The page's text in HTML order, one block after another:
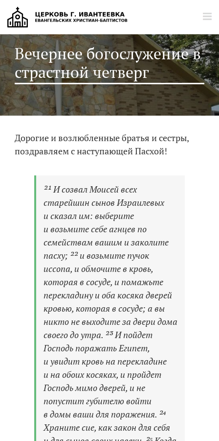
Главная
Расписание богослужений
Новости
Статьи
О церкви
Галерея
Вечернее богослужение в
страстной четверг
Дорогие и возлюбленные братья и сестры,
поздравляем с наступающей Пасхой!
²¹ И созвал Моисей всех
старейшин сынов Израилевых
и сказал им: выберите
и возьмите себе агнцев по
семействам вашим и заколите
пасху; ²² и возьмите пучок
иссопа, и обмочите в кровь,
которая в сосуде, и помажьте
перекладину и оба косяка дверей
кровью, которая в сосуде; а вы
никто не выходите за двери дома
своего до утра. ²³ И пойдет
Господь поражать Египет,
и увидит кровь на перекладине
и на обоих косяках, и пройдет
Господь мимо дверей, и не
попустит губителю войти
в домы ваши для поражения. ²⁴
Храните сие, как закон для себя